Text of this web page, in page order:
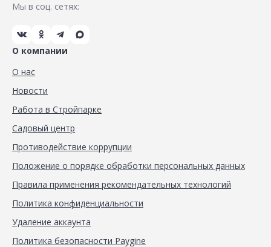
Мы в соц. сетях:
О компании
О нас
Новости
Работа в Стройпарке
Садовый центр
Противодействие коррупции
Положение о порядке обработки персональных данных
Правила применения рекомендательных технологий
Политика конфиденциальности
Удаление аккаунта
Политика безопасности Paygine